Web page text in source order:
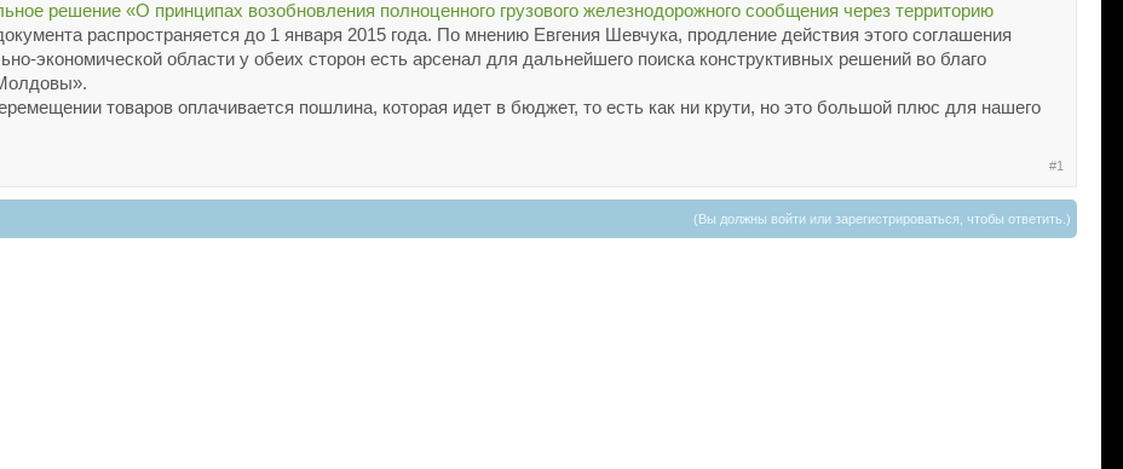
решение «О принципах возобновления полноценного грузового железнодорожного сообщения через территорию
распространяется до 1 января 2015 года. По мнению Евгения Шевчука, продление действия этого соглашения
экономической области у обеих сторон есть арсенал для дальнейшего поиска конструктивных решений во благо
товаров оплачивается пошлина, которая идет в бюджет, то есть как ни крути, но это большой плюс для нашего
#1
(Вы должны войти или зарегистрироваться, чтобы ответить.)